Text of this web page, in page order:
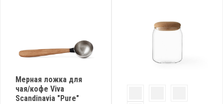
Мерная ложка для
чая/кофе Viva
Scandinavia "Pure"